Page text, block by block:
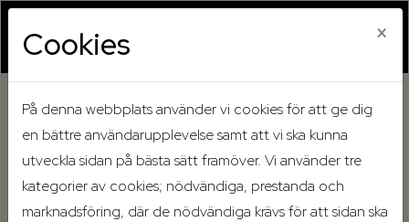
Hem Mina sidor
Mina sidor
Cookies ×
På denna webbplats använder vi cookies för att ge dig
en bättre användarupplevelse samt att vi ska kunna
utveckla sidan på bästa sätt framöver. Vi använder tre
kategorier av cookies; nödvändiga, prestanda och
marknadsföring, där de nödvändiga krävs för att sidan ska